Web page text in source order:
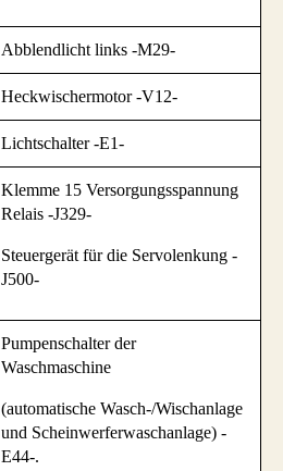
Abblendlicht links -M29-
Heckwischermotor -V12-
Lichtschalter -E1-
Klemme 15 Versorgungsspannung
Relais -J329-
Steuergerät für die Servolenkung -
J500-
Pumpenschalter der
Waschmaschine
(automatische Wasch-/Wischanlage
und Scheinwerferwaschanlage) -
E44-.